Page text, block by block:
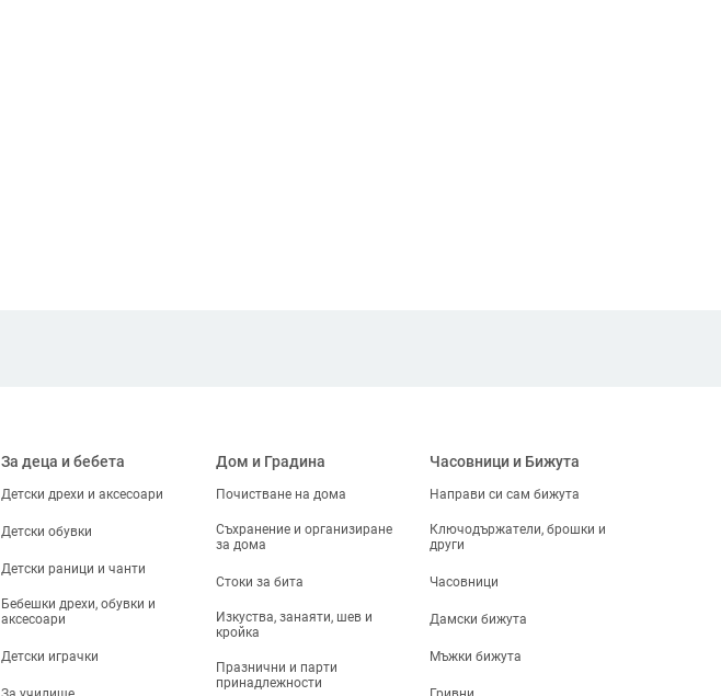
За деца и бебета
Детски дрехи и аксесоари
Детски обувки
Детски раници и чанти
Бебешки дрехи, обувки и
аксесоари
Детски играчки
Дом и Градина
Почистване на дома
Съхранение и организиране
за дома
Стоки за бита
Изкуства, занаяти, шев и
кройка
Празнични и парти
принадлежности
Часовници и Бижута
Направи си сам бижута
Ключодържатели, брошки и
други
Часовници
Дамски бижута
Мъжки бижута